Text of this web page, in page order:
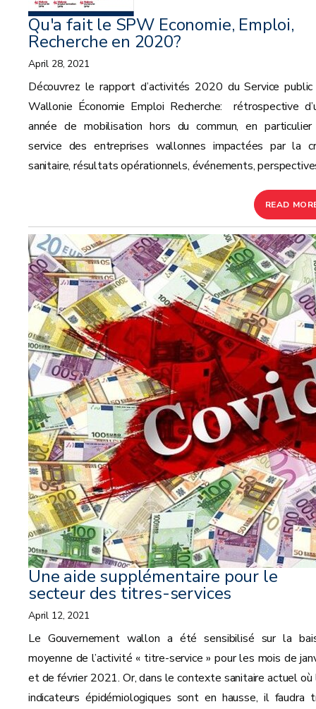
Qu'a fait le SPW Economie, Emploi,
Recherche en 2020?
April 28, 2021
Découvrez le rapport d’activités 2020 du Service
Wallonie Économie Emploi Recherche: rétrospective
année de mobilisation hors du commun, en
service des entreprises wallonnes impactées par la
sanitaire, résultats opérationnels, événements,
READ
Une aide supplémentaire pour le
secteur des titres-services
April 12, 2021
Le Gouvernement wallon a été sensibilisé sur la
moyenne de l’activité « titre-service » pour les mois de
et de février 2021. Or, dans le contexte sanitaire actuel où
indicateurs épidémiologiques sont en hausse, il faudra